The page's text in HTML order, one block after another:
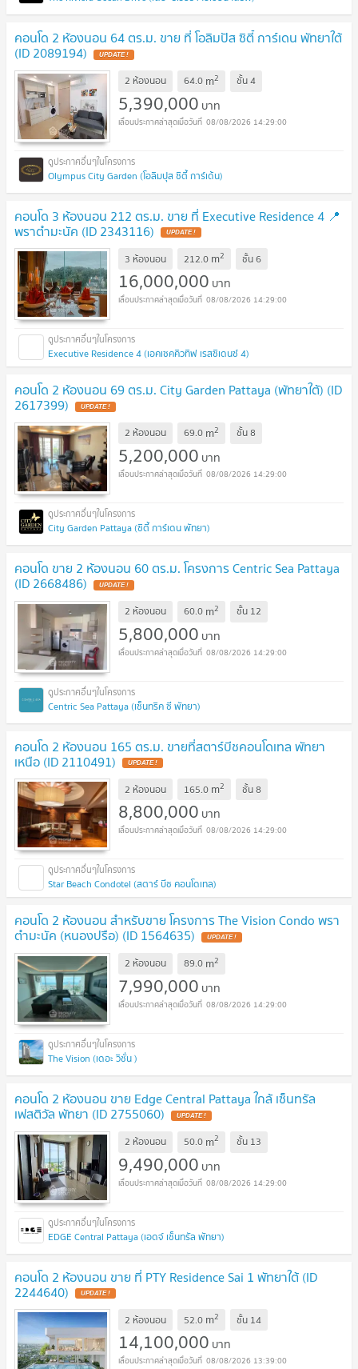
คอนโด 2 ห้องนอน 64 ตร.ม. ขาย ที่ โอลิมปัส ซิตี้ การ์เดน พัทยาใต้
(ID 2089194) UPDATE !
2 ห้องนอน 64.0 m2 ชั้น4
5,390,000 บาท
08/08/2026 14:29:00
Olympus City Garden (โอลิมปุส ซิตี้ การ์เด้น)
คอนโด 3 ห้องนอน 212 ตร.ม. ขาย ที่ Executive Residence 4 📍
พราตำมะนัค (ID 2343116) UPDATE !
3 ห้องนอน 212.0 m2 ชั้น6
16,000,000 บาท
08/08/2026 14:29:00
Executive Residence 4 (เอคเซคคิวทิฟ เรสซิเดนซ์ 4)
คอนโด 2 ห้องนอน 69 ตร.ม. City Garden Pattaya (พัทยาใต้) (ID
2617399) UPDATE !
2 ห้องนอน 69.0 m2 ชั้น8
5,200,000 บาท
08/08/2026 14:29:00
City Garden Pattaya (ซิตี้ การ์เดน พัทยา)
คอนโด ขาย 2 ห้องนอน 60 ตร.ม. โครงการ Centric Sea Pattaya
(ID 2668486) UPDATE !
2 ห้องนอน 60.0 m2 ชั้น 12
5,800,000 บาท
08/08/2026 14:29:00
Centric Sea Pattaya (เซ็นทริค ซี พัทยา)
คอนโด 2 ห้องนอน 165 ตร.ม. ขายที่สตาร์บีชคอนโดเทล พัทยา
เหนือ (ID 2110491) UPDATE !
2 ห้องนอน 165.0 m2 ชั้น8
8,800,000 บาท
08/08/2026 14:29:00
Star Beach Condotel (สตาร์ บีช คอนโดเทล)
คอนโด 2 ห้องนอน สำหรับขาย โครงการ The Vision Condo พรา
ตำมะนัค (หนองปรือ) (ID 1564635) UPDATE !
2 ห้องนอน 89.0 m2
7,990,000 บาท
08/08/2026 14:29:00
The Vision (เดอะ วิชั่น )
คอนโด 2 ห้องนอน ขาย Edge Central Pattaya ใกล้ เซ็นทรัล
เฟสติวัล พัทยา (ID 2755060) UPDATE !
2 ห้องนอน 50.0 m2 ชั้น 13
9,490,000 บาท
08/08/2026 14:29:00
EDGE Central Pattaya (เอดจ์ เซ็นทรัล พัทยา)
คอนโด 2 ห้องนอน ขาย ที่ PTY Residence Sai 1 พัทยาใต้ (ID
2244640) UPDATE !
2 ห้องนอน 52.0 m2 ชั้น 14
14,100,000 บาท
08/08/2026 13:39:00